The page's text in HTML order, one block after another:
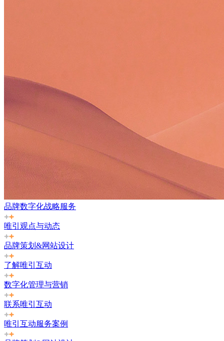
品牌数字化战略服务
唯引观点与动态
品牌策划&网站设计
了解唯引互动
数字化管理与营销
联系唯引互动
唯引互动服务案例